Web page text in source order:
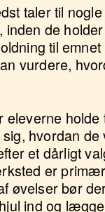
taler til nogle
inden de
til emnet
vurdere,
holde
hvordan de
et dårligt
er
øvelser bør
ind og